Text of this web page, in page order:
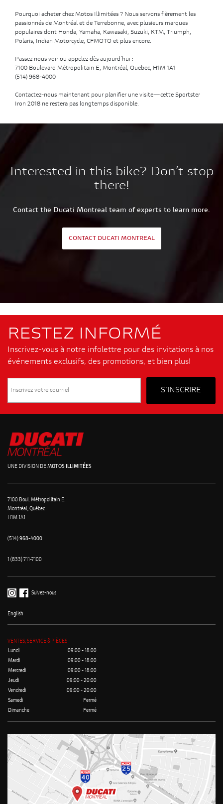
Pourquoi acheter chez Motos Illimitées ? Nous servons fièrement les
passionnés de Montréal et de Terrebonne, avec plusieurs marques
populaires dont Honda, Yamaha, Kawasaki, Suzuki, KTM, Triumph,
Polaris, Indian Motorcycle, CFMOTO et plus encore.
Passez nous voir ou appelez dès aujourd’hui :
7100 Boulevard Métropolitain E, Montréal, Quebec, H1M 1A1
(514) 968-4000
Contactez-nous maintenant pour planifier une visite—cette Sportster
Iron 2018 ne restera pas longtemps disponible.
Interested in this bike? Don’t stop
there!
Contact the Ducati Montreal team of experts to learn more.
CONTACT DUCATI MONTREAL
RESTEZ INFORMÉ
Inscrivez-vous à notre infolettre pour des invitations à nos
événements exclusifs, des promotions, et bien plus!
UNE DIVISION DEMOTOS ILLIMITÉES
7100 Boul. Métropolitain E.
Montréal, Québec
H1M 1A1
(514) 968-4000
1 (833) 711-7100
Suivez-nous
English
VENTES, SERVICE & PIÈCES
Lundi
09:00 - 18:00
Mardi
09:00 - 18:00
Mercredi
09:00 - 18:00
Jeudi
09:00 - 20:00
Vendredi
09:00 - 20:00
Samedi
Fermé
Dimanche
Fermé